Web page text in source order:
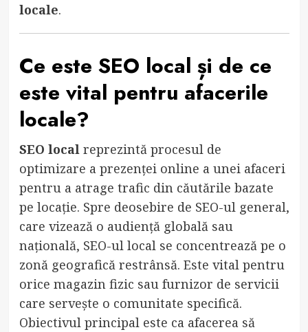
locale.
Ce este SEO local și de ce
este vital pentru afacerile
locale?
SEO localreprezintă procesul de
optimizare a prezenței online a unei afaceri
pentru a atrage trafic din căutările bazate
pe locație. Spre deosebire de SEO-ul general,
care vizează o audiență globală sau
națională, SEO-ul local se concentrează pe o
zonă geografică restrânsă. Este vital pentru
orice magazin fizic sau furnizor de servicii
care servește o comunitate specifică.
Obiectivul principal este ca afacerea să